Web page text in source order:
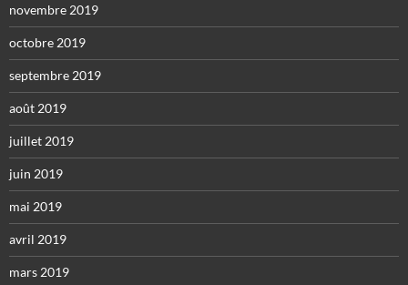
novembre 2019
octobre 2019
septembre 2019
août 2019
juillet 2019
juin 2019
mai 2019
avril 2019
mars 2019